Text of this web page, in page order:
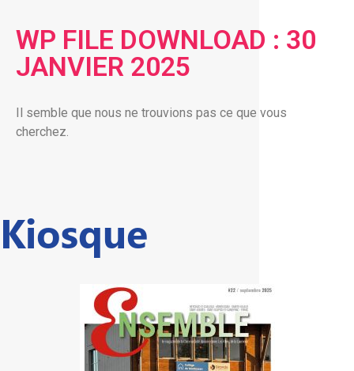
WP FILE DOWNLOAD : 30
JANVIER 2025
Il semble que nous ne trouvions pas ce que vous
cherchez.
Kiosque